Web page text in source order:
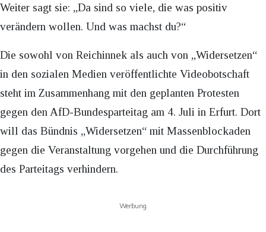
Weiter sagt sie: „Da sind so viele, die was positiv
verändern wollen. Und was machst du?“
Die sowohl von Reichinnek als auch von „Widersetzen“
in den sozialen Medien veröffentlichte Videobotschaft
steht im Zusammenhang mit den geplanten Protesten
gegen den AfD-Bundesparteitag am 4. Juli in Erfurt. Dort
will das Bündnis „Widersetzen“ mit Massenblockaden
gegen die Veranstaltung vorgehen und die Durchführung
des Parteitags verhindern.
Werbung